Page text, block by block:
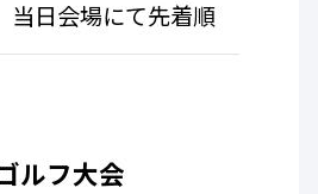
当日会場にて先着順
ルフ大会